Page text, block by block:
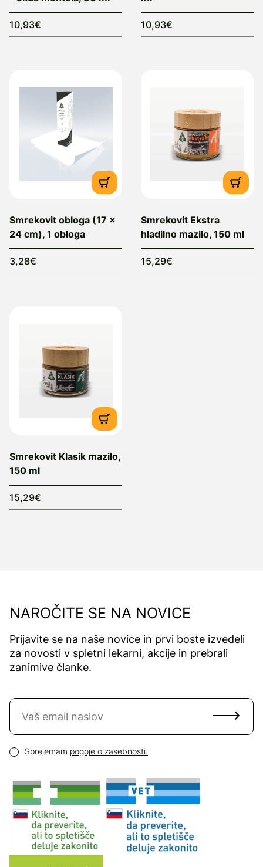
10,93€ 10,93€
Smrekovit obloga (17 x
24 cm), 1 obloga
3,28€
Smrekovit Ekstra
hladilno mazilo, 150 ml
15,29€
Smrekovit Klasik mazilo,
150 ml
15,29€
NAROČITE SE NA NOVICE
Prijavite se na naše novice in prvi boste izvedeli
za novosti v spletni lekarni, akcije in prebrali
zanimive članke.
Naročite se na novice
Pogoji zasebnosti
Sprejemam pogoje o zasebnosti.